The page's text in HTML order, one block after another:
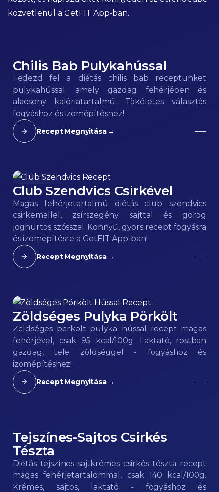
közvetlenül a GetFIT App-ban.
120kcal
Chilis Bab Pulykahússal
Fedezd fel a diétás chilis bab receptünket
pulykahússal, amely gazdag fehérjében és
alacsony kalóriatartalmú. Tökéletes választás
fogyáshoz és izomépítéshez!
Recept Megnyitása →
163kcal
Club Szendvics Csirkével
Magas fehérjetartalmú diétás club szendvics
csirkemellel, zsírszegény sajttal és görög
joghurtos szósszal. Könnyű, gyors recept fogyásra
és izomépítésre a GetFIT App-ban!
Recept Megnyitása →
95kcal
Zöldséges Pulyka Pörkölt
Zöldséges pörkölt pulyka hússal recept magas
fehérjével, csak 95 kcal/100g. Laktató, rostban
gazdag, tele zöldséggel - fogyáshoz és
izomépítéshez!
Recept Megnyitása →
140 kcal
Tejszínes-Sajtos Csirkés
Tészta
Diétás tejszínes-sajtkrémes csirkés tészta recept
magas fehérjetartalommal, csak 140 kcal/100g.
Krémes, sajtos, laktató - fogyáshoz és